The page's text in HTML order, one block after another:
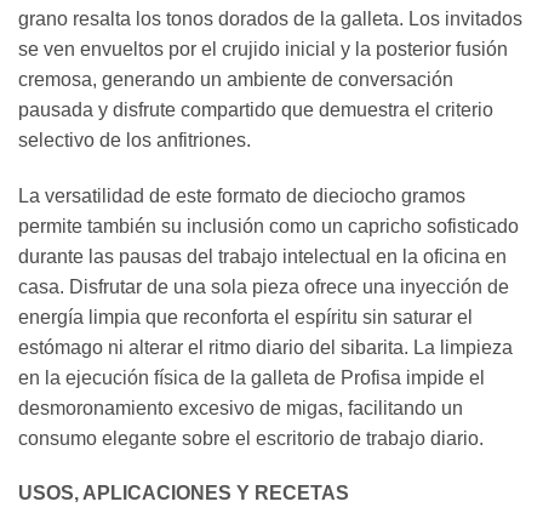
grano resalta los tonos dorados de la galleta. Los invitados
se ven envueltos por el crujido inicial y la posterior fusión
cremosa, generando un ambiente de conversación
pausada y disfrute compartido que demuestra el criterio
selectivo de los anfitriones.
La versatilidad de este formato de dieciocho gramos
permite también su inclusión como un capricho sofisticado
durante las pausas del trabajo intelectual en la oficina en
casa. Disfrutar de una sola pieza ofrece una inyección de
energía limpia que reconforta el espíritu sin saturar el
estómago ni alterar el ritmo diario del sibarita. La limpieza
en la ejecución física de la galleta de Profisa impide el
desmoronamiento excesivo de migas, facilitando un
consumo elegante sobre el escritorio de trabajo diario.
USOS, APLICACIONES Y RECETAS